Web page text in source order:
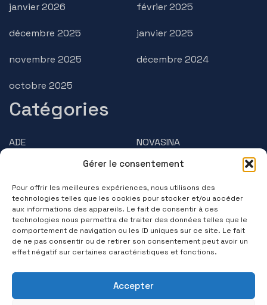
Gérer le consentement
Pour offrir les meilleures expériences, nous utilisons des
technologies telles que les cookies pour stocker et/ou accéder
aux informations des appareils. Le fait de consentir à ces
technologies nous permettra de traiter des données telles que le
comportement de navigation ou les ID uniques sur ce site. Le fait
de ne pas consentir ou de retirer son consentement peut avoir un
effet négatif sur certaines caractéristiques et fonctions.
Accepter
janvier 2026
décembre 2025
novembre 2025
octobre 2025
février 2025
janvier 2025
décembre 2024
Catégories
ADE
BRUSS
NOVASINA
PRECISA
Questions/Réponses
Contactez-nous
(+33) 01 39 11 55 75
Suivez-nous